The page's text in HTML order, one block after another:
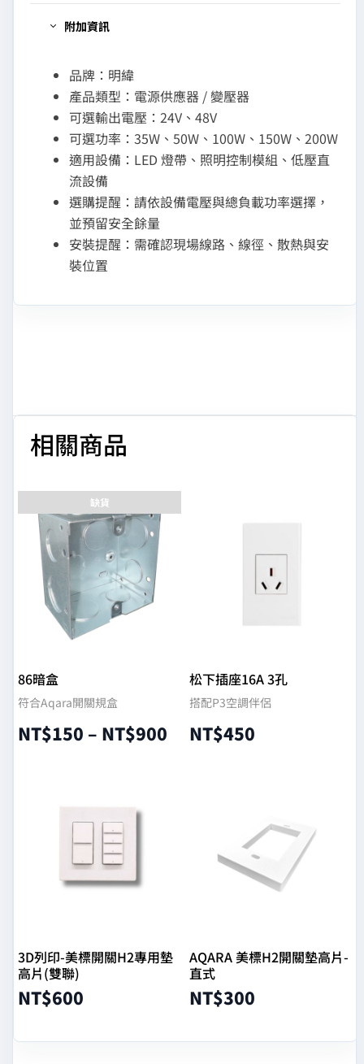
附加資訊
品牌：明緯
產品類型：電源供應器 / 變壓器
可選輸出電壓：24V、48V
可選功率：35W、50W、100W、150W、200W
適用設備：LED 燈帶、照明控制模組、低壓直
流設備
選購提醒：請依設備電壓與總負載功率選擇，
並預留安全餘量
安裝提醒：需確認現場線路、線徑、散熱與安
裝位置
相關商品
缺貨
86暗盒
符合Aqara開關規盒
NT$150 – NT$900
松下插座16A 3孔
搭配P3空調伴侶
NT$450
3D列印-美標開關H2專用墊
高片(雙聯)
NT$600
加入購物車
AQARA 美標H2開關墊高片-
直式
NT$300
加入購物車